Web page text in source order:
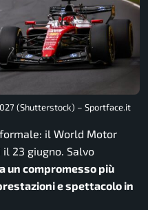
(Shutterstock) – Sportface.it
il World Motor
23 giugno. Salvo
un compromesso più
e spettacolo in